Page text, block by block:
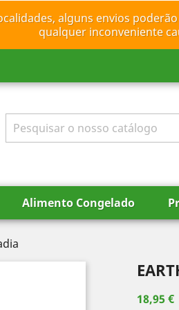
alguns envios
qualquer inconveniente
Alimento Congelado
18,95 €